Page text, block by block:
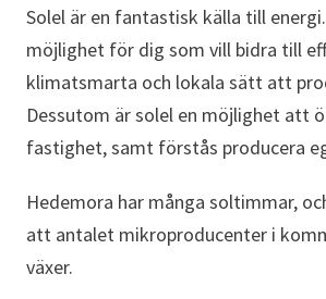
Solel är en fantastisk källa till
möjlighet för dig som vill bidra till
klimatsmarta och lokala sätt att
Dessutom är solel en möjlighet att
fastighet, samt förstås producera
Hedemora har många soltimmar,
att antalet mikroproducenter i
växer.